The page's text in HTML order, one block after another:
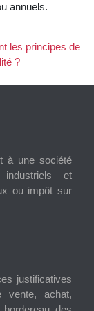
annuels.
les principes de
?
à une société
industriels et
ou impôt sur
justificatives
vente, achat,